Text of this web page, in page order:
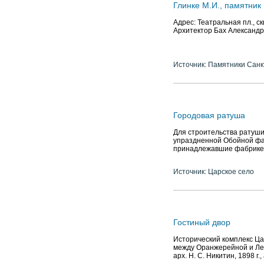
Глинке М.И., памятник
Адрес: Театральная пл.,
Архитектор Бах
Источник: Памятники
Городовая ратуша
Для строительства
упраздненной Обойной
принадлежавшие фабрике
Источник: Царское село
Гостиный двор
Исторический комплекс
между Оранжерейной и
арх. Н. С. Никитин, 1898